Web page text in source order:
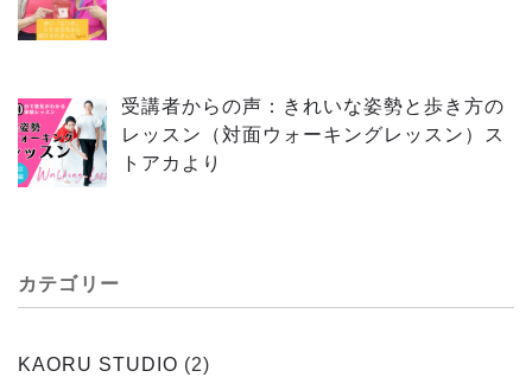
受講者からの声：きれいな姿勢と歩き方の
レッスン（対面ウォーキングレッスン）ス
トアカより
カテゴリー
KAORU STUDIO (2)